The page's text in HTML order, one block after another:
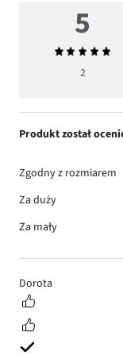
4
Dorota
5
Średnia
ocena
2
Produkt został
Zgodny z rozmiarem
Za duży
Za mały